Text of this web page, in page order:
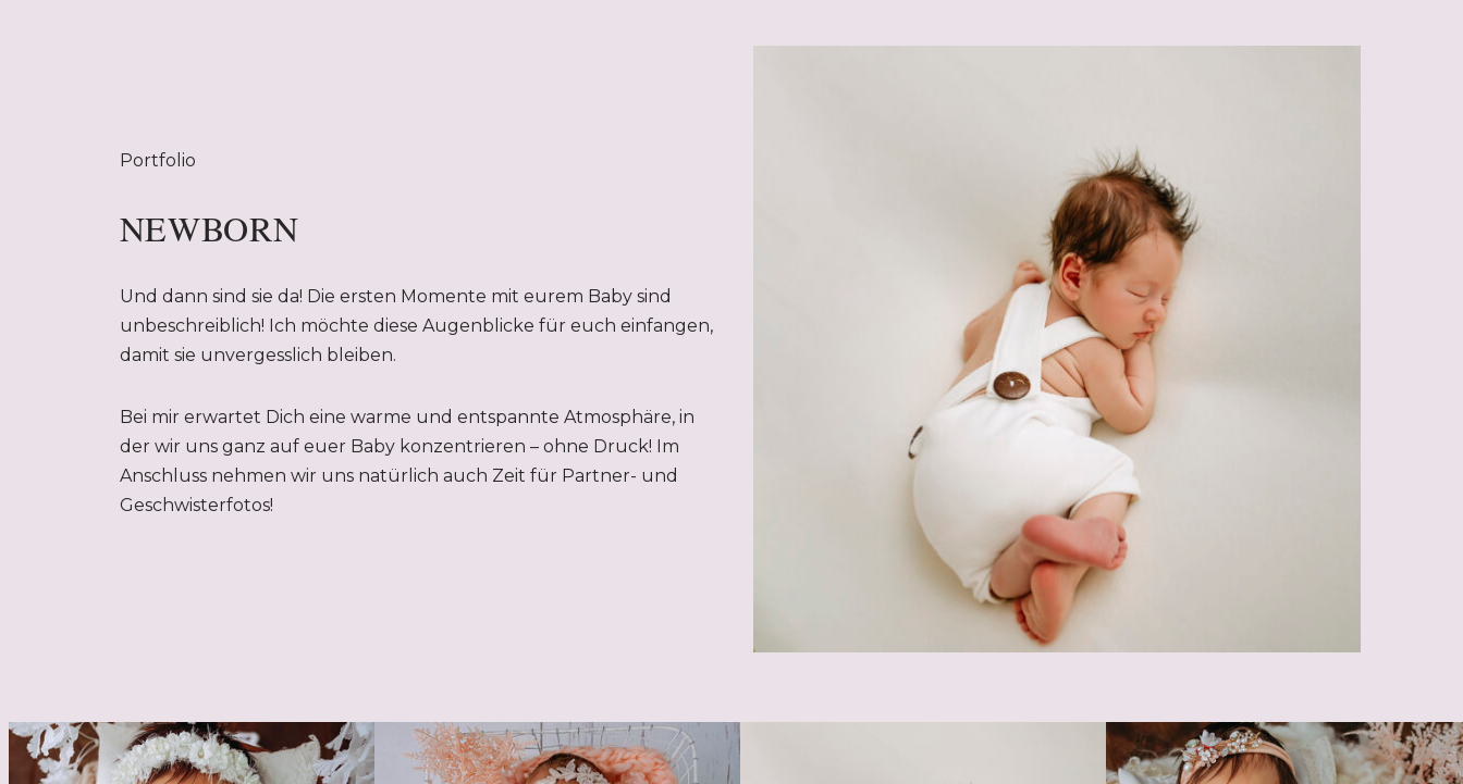
Portfolio
NEWBORN
Und dann sind sie da! Die ersten Momente mit eurem Baby sind
unbeschreiblich! Ich möchte diese Augenblicke für euch einfangen,
damit sie unvergesslich bleiben.
Bei mir erwartet Dich eine warme und entspannte Atmosphäre, in
der wir uns ganz auf euer Baby konzentrieren – ohne Druck! Im
Anschluss nehmen wir uns natürlich auch Zeit für Partner- und
Geschwisterfotos!